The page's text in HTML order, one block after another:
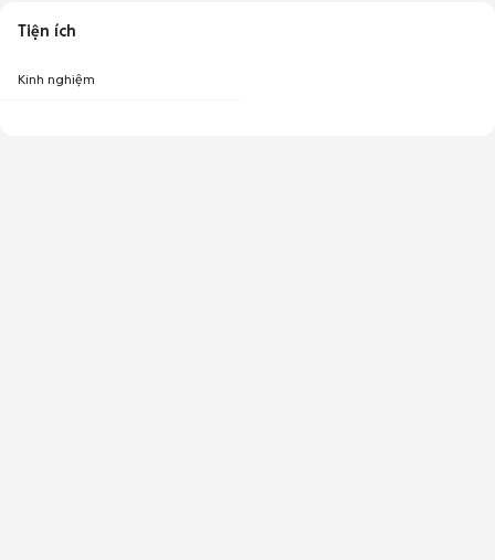
Tiện ích
Kinh nghiệm